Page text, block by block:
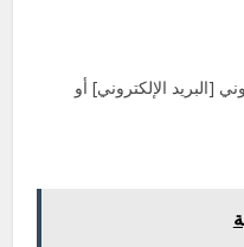
[البريد الإلكتروني] أو